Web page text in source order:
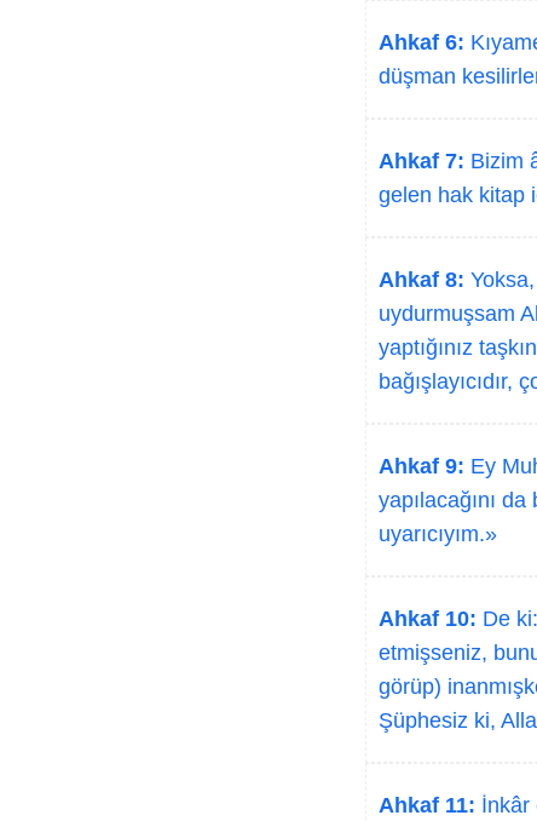
Ahkaf 6:
düşman
Ahkaf 7: Bizim
gelen hak kitap
Ahkaf 8:
uydurmuşsam
yaptığınız
bağışlayıcıdır,
Ahkaf 9: Ey
yapılacağını
uyarıcıyım.»
Ahkaf 10: De
etmişseniz,
görüp)
Şüphesiz ki,
Ahkaf 11: İnkâr